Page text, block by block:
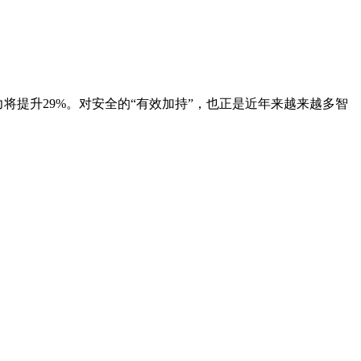
提升29%。对安全的“有效加持”，也正是近年来越来越多智